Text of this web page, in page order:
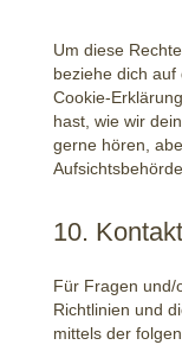
Um diese
beziehe dich
Cookie-
hast, wie wir
gerne hören,
10.
Für Fragen und/
Richtlinien und
mittels der